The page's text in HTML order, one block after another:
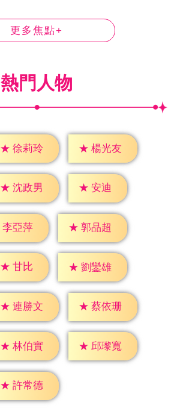
更多焦點+
熱門人物
★ 徐莉玲 ★ 楊光友
★ 沈政男 ★ 安迪
李亞萍 ★ 郭品超
★ 甘比 ★ 劉鑾雄
★ 連勝文 ★ 蔡依珊
★ 林伯實 ★ 邱瓈寬
★ 許常德